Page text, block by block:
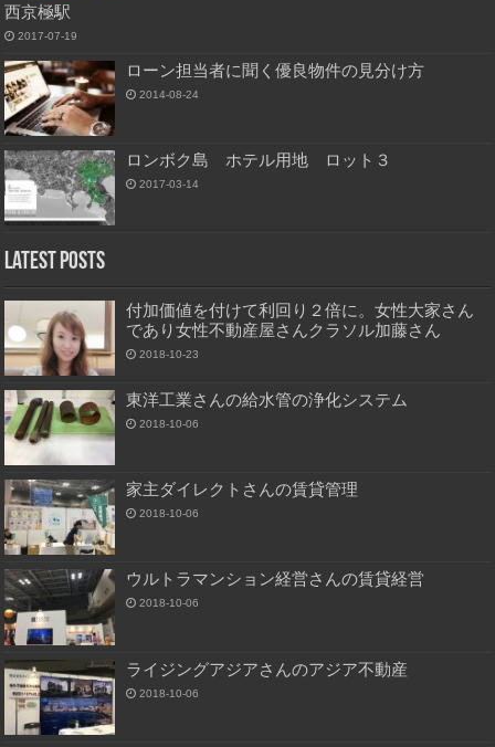
西京極駅
2017-07-19
ローン担当者に聞く優良物件の見分け方
2014-08-24
ロンボク島 ホテル用地 ロット３
2017-03-14
Latest Posts
付加価値を付けて利回り２倍に。女性大家さん
であり女性不動産屋さんクラソル加藤さん
2018-10-23
東洋工業さんの給水管の浄化システム
2018-10-06
家主ダイレクトさんの賃貸管理
2018-10-06
ウルトラマンション経営さんの賃貸経営
2018-10-06
ライジングアジアさんのアジア不動産
2018-10-06